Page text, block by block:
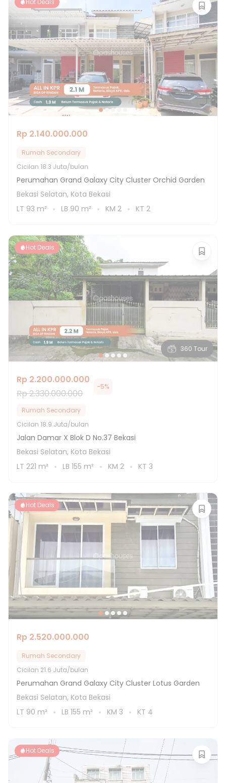
Hot Deals
Rp 2.140.000.000
Rumah Secondary
Cicilan 18.3 Juta/bulan
Perumahan Grand Galaxy City Cluster Orchid Garden
Bekasi Selatan, Kota Bekasi
LT 93 m² LB 90 m² KM 2 KT 2
360 Tour
Hot Deals
Rp 2.200.000.000
Rp 2.330.000.000
-5%
Rumah Secondary
Cicilan 18.9 Juta/bulan
Jalan Damar X Blok D No.37 Bekasi
Bekasi Selatan, Kota Bekasi
LT 221 m² LB 155 m² KM 2 KT 3
Hot Deals
Rp 2.520.000.000
Rumah Secondary
Cicilan 21.6 Juta/bulan
Perumahan Grand Galaxy City Cluster Lotus Garden
Bekasi Selatan, Kota Bekasi
LT 90 m² LB 155 m² KM 3 KT 4
Hot Deals